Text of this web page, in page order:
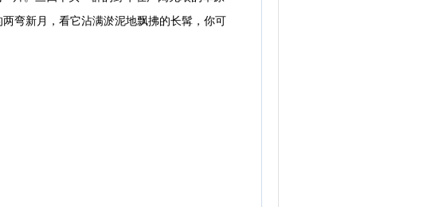
弯新月，看它沾满淤泥地飘拂的长髯，你可